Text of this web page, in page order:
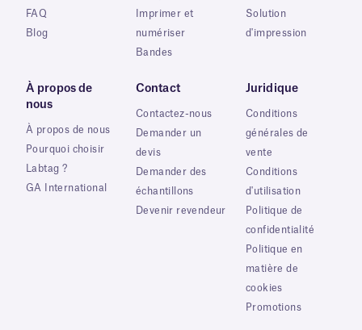
FAQ
Blog
Imprimer et
numériser
Bandes
Solution
d'impression
À propos de
nous
À propos de nous
Pourquoi choisir
Labtag ?
GA International
Contact
Contactez-nous
Demander un
devis
Demander des
échantillons
Devenir revendeur
Juridique
Conditions
générales de
vente
Conditions
d'utilisation
Politique de
confidentialité
Politique en
matière de
cookies
Promotions